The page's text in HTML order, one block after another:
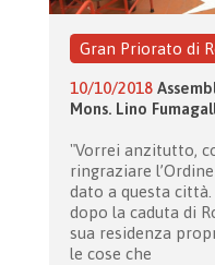
Gran Priorato di
10/10/2018
Mons. Lino
"Vorrei anzitutto,
ringraziare
dato a questa
dopo la caduta di
sua residenza
le cose che